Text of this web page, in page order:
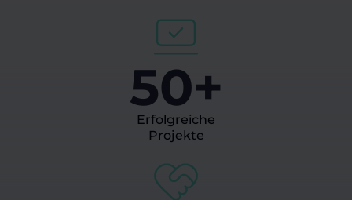
50+
Erfolgreiche
Projekte